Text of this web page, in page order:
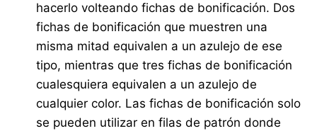
hacerlo volteando fichas de bonificación. Dos
fichas de bonificación que muestren una
misma mitad equivalen a un azulejo de ese
tipo, mientras que tres fichas de bonificación
cualesquiera equivalen a un azulejo de
cualquier color. Las fichas de bonificación solo
se pueden utilizar en filas de patrón donde